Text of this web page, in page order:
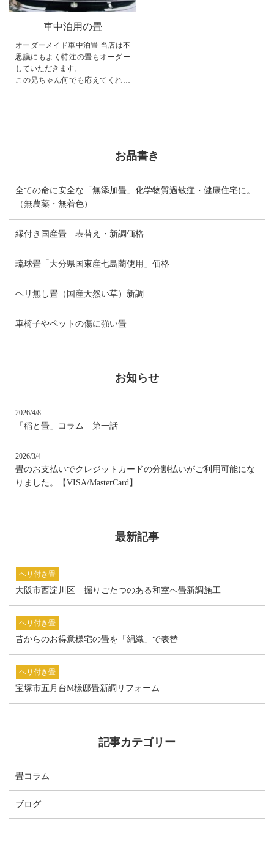
車中泊用の畳
オーダーメイド車中泊畳 当店は不
思議にもよく特注の畳もオーダー
していただきます。
この兄ちゃん何でも応えてくれそ
お品書き
全ての命に安全な「無添加畳」化学物質過敏症・健康住宅に。
（無農薬・無着色）
縁付き国産畳 表替え・新調価格
琉球畳「大分県国東産七島藺使用」価格
ヘリ無し畳（国産天然い草）新調
車椅子やペットの傷に強い畳
お知らせ
2026/4/8
「稲と畳」コラム 第一話
2026/3/4
畳のお支払いでクレジットカードの分割払いがご利用可能にな
りました。【VISA/MasterCard】
最新記事
ヘリ付き畳
大阪市西淀川区 掘りごたつのある和室へ畳新調施工
ヘリ付き畳
昔からのお得意様宅の畳を「絹織」で表替
ヘリ付き畳
宝塚市五月台M様邸畳新調リフォーム
記事カテゴリー
畳コラム
ブログ